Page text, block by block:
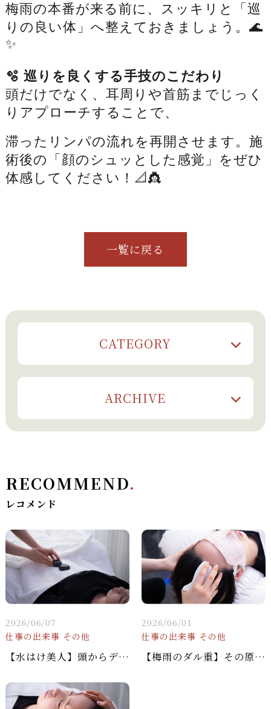
梅雨の本番が来る前に、スッキリと「巡
りの良い体」へ整えておきましょう。🌊
✨
🫧 巡りを良くする手技のこだわり
頭だけでなく、耳周りや首筋までじっく
りアプローチすることで、
滞ったリンパの流れを再開させます。施
術後の「顔のシュッとした感覚」をぜひ
体感してください！📐👸
一覧に戻る
CATEGORY
ARCHIVE
RECOMMEND.
レコメンド
2026/06/07
仕事の出来事 その他
【水はけ美人】頭からデトックスして「梅雨太り」を阻止！🌊👗
2026/06/01
仕事の出来事 その他
【梅雨のダル重】その原因、脳の「むくみ」かもしれません。🧠☔️